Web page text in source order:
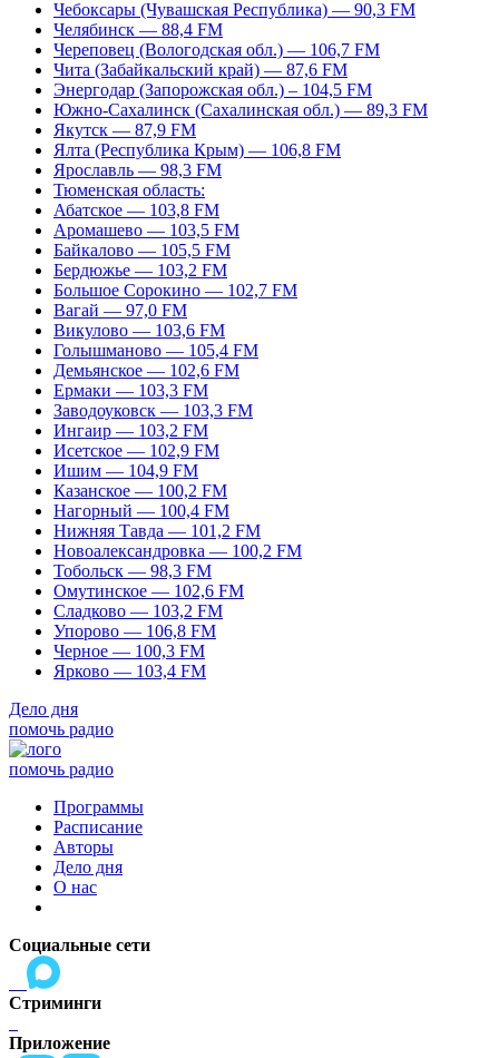
Чебоксары (Чувашская Республика) — 90,3 FM
Челябинск — 88,4 FM
Череповец (Вологодская обл.) — 106,7 FM
Чита (Забайкальский край) — 87,6 FM
Энергодар (Запорожская обл.) – 104,5 FM
Южно-Сахалинск (Сахалинская обл.) — 89,3 FM
Якутск — 87,9 FM
Ялта (Республика Крым) — 106,8 FM
Ярославль — 98,3 FM
Тюменская область:
Абатское — 103,8 FM
Аромашево — 103,5 FM
Байкалово — 105,5 FM
Бердюжье — 103,2 FM
Большое Сорокино — 102,7 FM
Вагай — 97,0 FM
Викулово — 103,6 FM
Голышманово — 105,4 FM
Демьянское — 102,6 FM
Ермаки — 103,3 FM
Заводоуковск — 103,3 FM
Ингаир — 103,2 FM
Исетское — 102,9 FM
Ишим — 104,9 FM
Казанское — 100,2 FM
Нагорный — 100,4 FM
Нижняя Тавда — 101,2 FM
Новоалександровка — 100,2 FM
Тобольск — 98,3 FM
Омутинское — 102,6 FM
Сладково — 103,2 FM
Упорово — 106,8 FM
Черное — 100,3 FM
Ярково — 103,4 FM
Дело дня
помочь радио
помочь радио
Программы
Расписание
Авторы
Дело дня
О нас
Социальные сети
Стриминги
Приложение